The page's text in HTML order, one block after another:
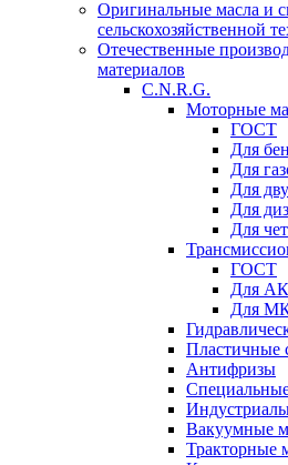
Оригинальные масла и
сельскохозяйственной
Отечественные
материалов
C.N.R.G.
Моторные
ГОСТ
Для
Для
Для
Для
Для
ГОСТ
Для
Для
Пластичные
Антифризы
Вакуумные
Тракторные